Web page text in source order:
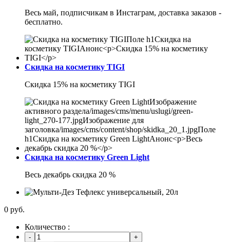
Весь май, подписчикам в Инстаграм, доставка заказов -
бесплатно.
Скидка на косметику TIGI
Скидка 15% на косметику TIGI
Скидка на косметику Green Light
Весь декабрь скидка 20 %
0 руб.
Количество :